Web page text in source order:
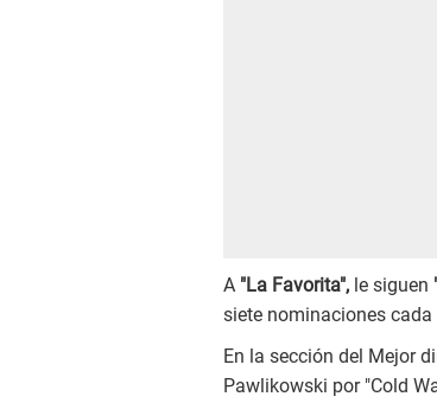
A "La Favorita", le siguen
siete nominaciones cada
En la sección del Mejor
Pawlikowski por "Cold